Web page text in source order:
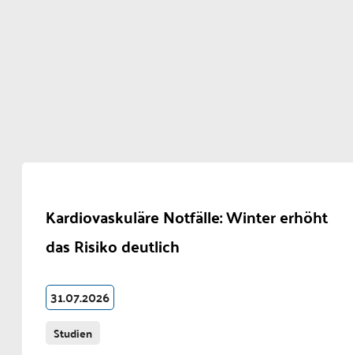
Kardiovaskuläre Notfälle: Winter erhöht
das Risiko deutlich
31.07.2026
Studien